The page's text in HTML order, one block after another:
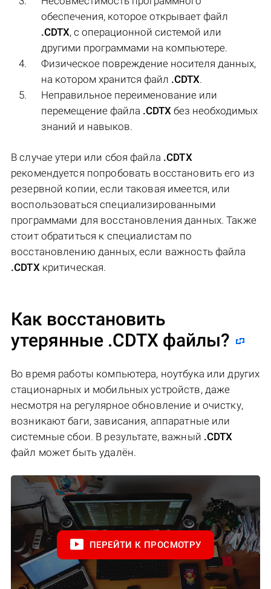
обеспечения, которое открывает файл
.CDTX, с операционной системой или
другими программами на компьютере.
Физическое повреждение носителя данных,
на котором хранится файл .CDTX.
Неправильное переименование или
перемещение файла .CDTX без необходимых
знаний и навыков.
В случае утери или сбоя файла .CDTX
рекомендуется попробовать восстановить его из
резервной копии, если таковая имеется, или
воспользоваться специализированными
программами для восстановления данных. Также
стоит обратиться к специалистам по
восстановлению данных, если важность файла
.CDTX критическая.
Как восстановить
утерянные .CDTX файлы?
Во время работы компьютера, ноутбука или других
стационарных и мобильных устройств, даже
несмотря на регулярное обновление и очистку,
возникают баги, зависания, аппаратные или
системные сбои. В результате, важный .CDTX
файл может быть удалён.
ПЕРЕЙТИ К ПРОСМОТРУ